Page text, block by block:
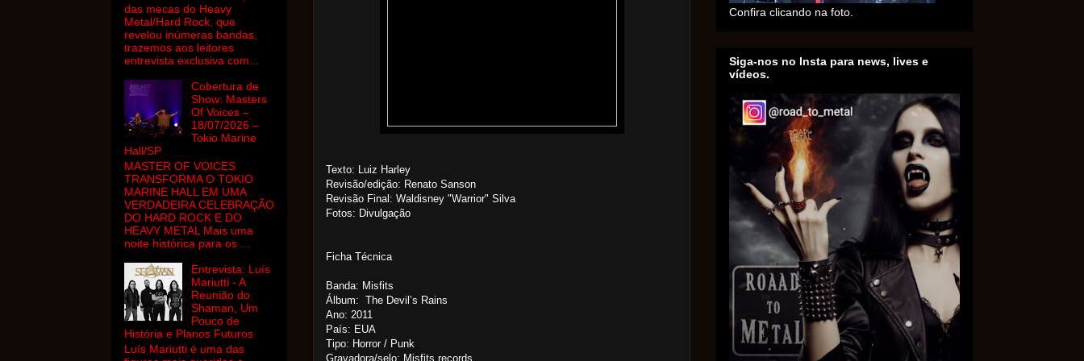
Texto: Luiz Harley
Revisão/edição: Renato Sanson
Revisão Final: Waldisney "Warrior" Silva
Fotos: Divulgação
Ficha Técnica
Banda: Misfits
Álbum: The Devil’s Rains
Ano: 2011
País: EUA
Tipo: Horror / Punk
Gravadora/selo: Misfits records
das mecas do Heavy
Metal/Hard Rock, que
revelou inúmeras bandas,
trazemos aos leitores
entrevista exclusiva com...
Cobertura de
Show: Masters
Of Voices –
18/07/2026 –
Tokio Marine
Hall/SP
MASTER OF VOICES
TRANSFORMA O TOKIO
MARINE HALL EM UMA
VERDADEIRA CELEBRAÇÃO
DO HARD ROCK E DO
HEAVY METAL Mais uma
noite histórica para os ...
Entrevista: Luís
Mariutti - A
Reunião do
Shaman, Um
Pouco de
História e Planos Futuros
Luís Mariutti é uma das
Confira clicando na foto.
Siga-nos no Insta para news, lives e
vídeos.